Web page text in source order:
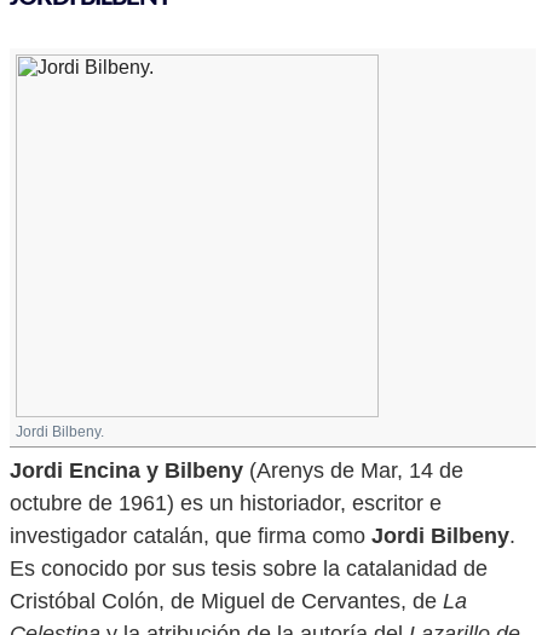
Jordi Bilbeny.
Jordi Encina y Bilbeny (Arenys de Mar, 14 de
octubre de 1961) es un historiador, escritor e
investigador catalán, que firma como Jordi Bilbeny.
Es conocido por sus tesis sobre la catalanidad de
Cristóbal Colón, de Miguel de Cervantes, de La